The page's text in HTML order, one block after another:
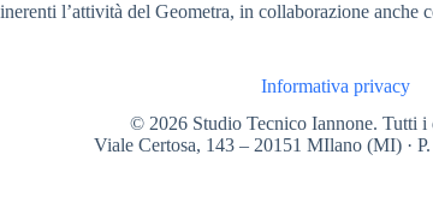
l’attività del Geometra, in collaborazione
Informativa privacy
© 2026 Studio Tecnico Iannone. Tutti i
Viale Certosa, 143 – 20151 MIlano (MI) ·